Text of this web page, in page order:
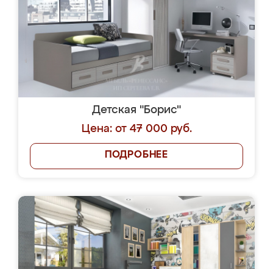
Детская "Борис"
Цена: от 47 000 руб.
ПОДРОБНЕЕ